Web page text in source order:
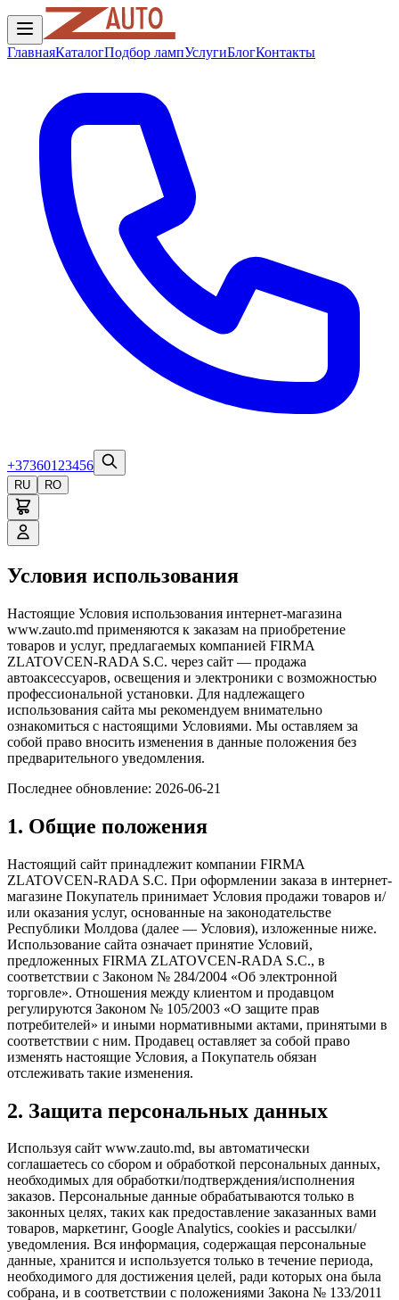
ГлавнаяКаталогПодбор лампУслугиБлогКонтакты
+37360123456
RU RO
Условия использования
Настоящие Условия использования интернет-магазина
www.zauto.md применяются к заказам на приобретение
товаров и услуг, предлагаемых компанией FIRMA
ZLATOVCEN-RADA S.C. через сайт — продажа
автоаксессуаров, освещения и электроники с возможностью
профессиональной установки. Для надлежащего
использования сайта мы рекомендуем внимательно
ознакомиться с настоящими Условиями. Мы оставляем за
собой право вносить изменения в данные положения без
предварительного уведомления.
Последнее обновление: 2026-06-21
1. Общие положения
Настоящий сайт принадлежит компании FIRMA
ZLATOVCEN-RADA S.C. При оформлении заказа в интернет-
магазине Покупатель принимает Условия продажи товаров и/
или оказания услуг, основанные на законодательстве
Республики Молдова (далее — Условия), изложенные ниже.
Использование сайта означает принятие Условий,
предложенных FIRMA ZLATOVCEN-RADA S.C., в
соответствии с Законом № 284/2004 «Об электронной
торговле». Отношения между клиентом и продавцом
регулируются Законом № 105/2003 «О защите прав
потребителей» и иными нормативными актами, принятыми в
соответствии с ним. Продавец оставляет за собой право
изменять настоящие Условия, а Покупатель обязан
отслеживать такие изменения.
2. Защита персональных данных
Используя сайт www.zauto.md, вы автоматически
соглашаетесь со сбором и обработкой персональных данных,
необходимых для обработки/подтверждения/исполнения
заказов. Персональные данные обрабатываются только в
законных целях, таких как предоставление заказанных вами
товаров, маркетинг, Google Analytics, cookies и рассылки/
уведомления. Вся информация, содержащая персональные
данные, хранится и используется только в течение периода,
необходимого для достижения целей, ради которых она была
собрана, и в соответствии с положениями Закона № 133/2011